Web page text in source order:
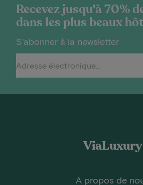
Recevez jusqu'à 70%
dans les plus beaux
S'abonner à la newsletter
ViaLuxury
A propos de